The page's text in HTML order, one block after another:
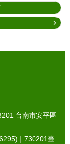
台南市安平區
｜ 730201臺